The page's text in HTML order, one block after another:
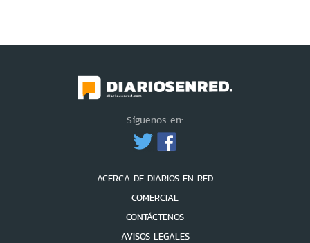
Síguenos en:
ACERCA DE DIARIOS EN RED
COMERCIAL
CONTÁCTENOS
AVISOS LEGALES